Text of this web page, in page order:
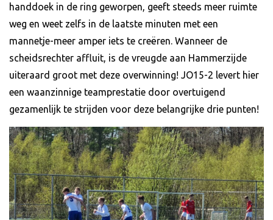
handdoek in de ring geworpen, geeft steeds meer ruimte
weg en weet zelfs in de laatste minuten met een
mannetje-meer amper iets te creëren. Wanneer de
scheidsrechter affluit, is de vreugde aan Hammerzijde
uiteraard groot met deze overwinning! JO15-2 levert hier
een waanzinnige teamprestatie door overtuigend
gezamenlijk te strijden voor deze belangrijke drie punten!